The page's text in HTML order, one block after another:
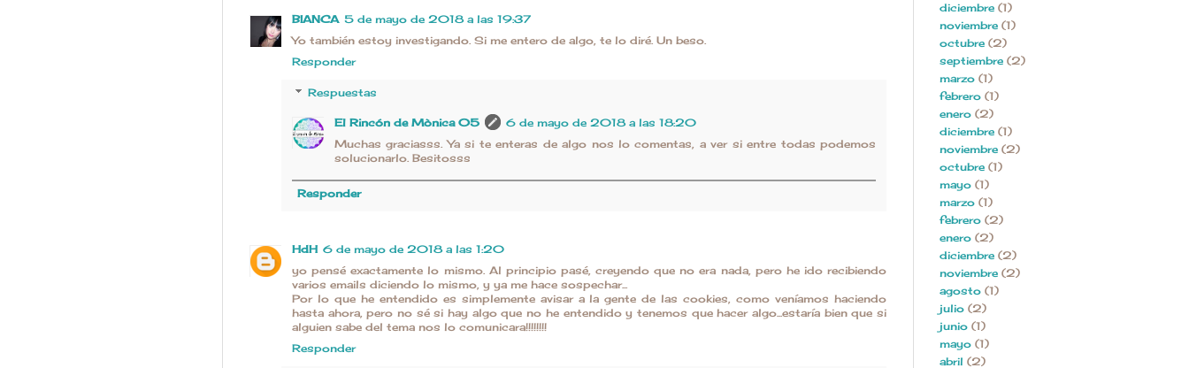
BIANCA 5 de mayo de 2018 a las 19:37
Yo también estoy investigando. Si me entero de algo, te lo diré. Un beso.
Responder
Respuestas
El Rincón de Mònica 05
6 de mayo de 2018 a las 18:20
Muchas graciasss. Ya si te enteras de algo nos lo comentas, a ver si entre todas podemos
solucionarlo. Besitosss
Responder
HdH 6 de mayo de 2018 a las 1:20
yo pensé exactamente lo mismo. Al principio pasé, creyendo que no era nada, pero he ido recibiendo
varios emails diciendo lo mismo, y ya me hace sospechar...
Por lo que he entendido es simplemente avisar a la gente de las cookies, como veníamos haciendo
hasta ahora, pero no sé si hay algo que no he entendido y tenemos que hacer algo...estaría bien que si
alguien sabe del tema nos lo comunicara!!!!!!!!
Responder
diciembre (1)
noviembre (1)
octubre (2)
septiembre (2)
marzo (1)
febrero (1)
enero (2)
diciembre (1)
noviembre (2)
octubre (1)
mayo (1)
marzo (1)
febrero (2)
enero (2)
diciembre (2)
noviembre (2)
agosto (1)
julio (2)
junio (1)
mayo (1)
abril (2)